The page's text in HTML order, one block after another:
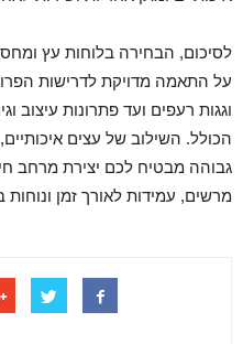
לסיכום, הבחירה בלוחות עץ
על התאמה מדויקת לדרישות
וגגות רעפים ועד פתרונות עיצוב
הכולל. השילוב של עצים
גבוהה מבטיח לכם יצירת מרחב
מרשים, עמידות לאורך זמן